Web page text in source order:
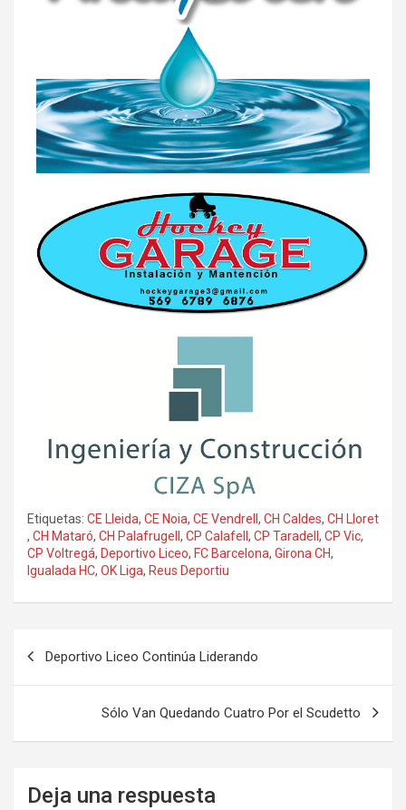
Etiquetas: CE Lleida, CE Noia, CE Vendrell , CH Caldes, CH Lloret
, CH Mataró, CH Palafrugell , CP Calafell , CP Taradell , CP Vic,
CP Voltregá, Deportivo Liceo, FC Barcelona, Girona CH,
Igualada HC, OK Liga, Reus Deportiu
Deportivo Liceo Continúa Liderando
Sólo Van Quedando Cuatro Por el Scudetto
Deja una respuesta